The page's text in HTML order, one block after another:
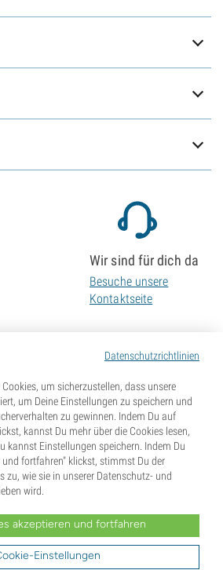
Datenschutzrichtlinien
um sicherzustellen, dass unsere
um Deine Einstellungen zu speichern und
zu gewinnen. Indem Du auf
kannst Du mehr über die Cookies lesen,
kannst Einstellungen speichern. Indem Du
und fortfahren" klickst, stimmst Du der
zu, wie sie in unserer Datenschutz- und
wird.
akzeptieren und fortfahren
Einstellungen
Wir sind für dich da
Besuche unsere
Kontaktseite
In vielen Ländern ist die Keimung von Samen illegal. Informiere
bist. Du verzichtest außerdem auf jeglichen Haftungsanspruch
falls Du gegen diese Gesetze verstößt.